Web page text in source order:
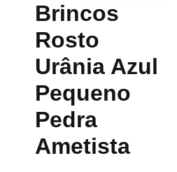
Brincos
Rosto
Urânia Azul
Pequeno
Pedra
Ametista